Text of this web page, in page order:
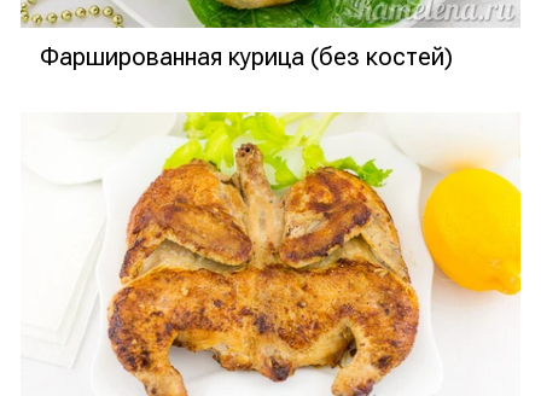
Фаршированная курица (без костей)